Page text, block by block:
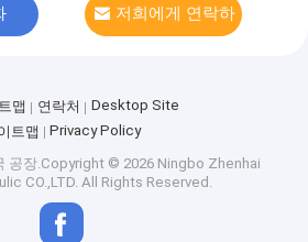
저희에게 연락하
맵 연락처
Desktop Site
트맵
Privacy Policy
공장.Copyright © 2026 Ningbo Zhenhai
CO.,LTD. All Rights Reserved.